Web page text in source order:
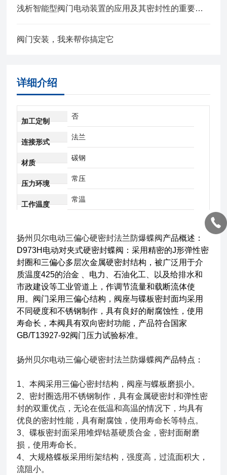
浅析智能型阀门电动装置的应用及其密封性的重要功用
阀门安装，我来帮你搞定它
详细介绍
加工定制
否
连接形式
法兰
材质
碳钢
压力环境
常压
工作温度
常温
扬州贝尔电动三偏心硬密封法兰防爆蝶阀产品概述：
D973H电动对夹式硬密封蝶阀：采用精密的J形弹性密
封圈和三偏心多层次金属硬密封结构，被广泛用于介
质温度425的治金 、电力、石油化工、以及给排水和
市政建设等工业管道上，作调节流量和载断流体使
用。阀门采用三偏心结构，阀座与碟板密封面均采用
不同硬度和不锈钢制作，具有良好的耐腐蚀性，使用
寿命长，本阀具有双向密封功能，产品符合国家
GB/T13927-92阀门压力试验标准。
扬州贝尔电动三偏心硬密封法兰防爆蝶阀产品特点：
1、本阀采用三偏心密封结构，阀座与蝶板磨损小。
2、密封圈选用不锈钢制作，具有金属硬密封和弹性密
封的双重优点，无论在低温和高温的情况下，均具有
优良的密封性能，具有耐腐蚀，使用寿命长等特点。
3、碟板密封面采用堆焊钴基硬质合金，密封面耐磨
损，使用寿命长。
4、大规格蝶板采用绗架结构，强度高，过流面积大，
流阻小。